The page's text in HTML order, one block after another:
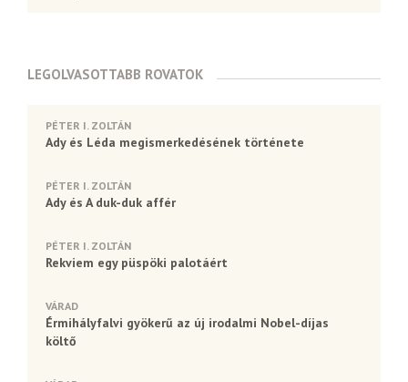
LEGOLVASOTTABB ROVATOK
PÉTER I. ZOLTÁN
Ady és Léda megismerkedésének története
PÉTER I. ZOLTÁN
Ady és A duk-duk affér
PÉTER I. ZOLTÁN
Rekviem egy püspöki palotáért
VÁRAD
Érmihályfalvi gyökerű az új irodalmi Nobel-díjas
költő